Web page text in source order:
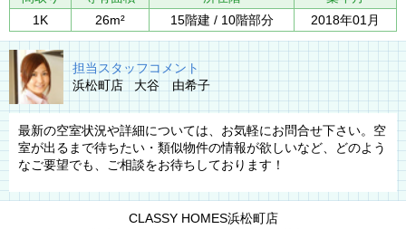
1K
26m² 15階建 / 10階部分 2018年01月
担当スタッフコメント
浜松町店 大谷 由希子
最新の空室状況や詳細については、お気軽にお問合せ下さい。空
室が出るまで待ちたい・類似物件の情報が欲しいなど、どのよう
なご要望でも、ご相談をお待ちしております！
CLASSY HOMES浜松町店